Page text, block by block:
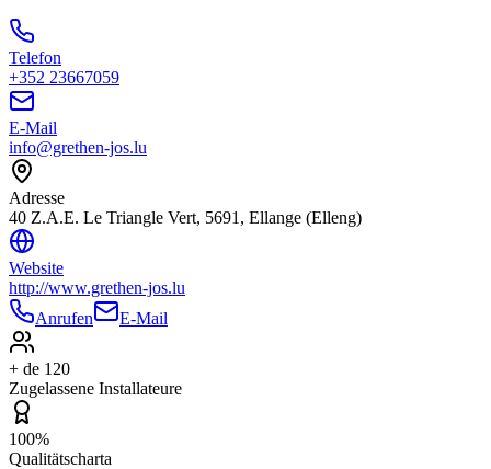
Telefon
+352 23667059
E-Mail
info@grethen-jos.lu
Adresse
40 Z.A.E. Le Triangle Vert, 5691, Ellange (Elleng)
Website
http://www.grethen-jos.lu
Anrufen
E-Mail
+ de 120
Zugelassene Installateure
100%
Qualitätscharta